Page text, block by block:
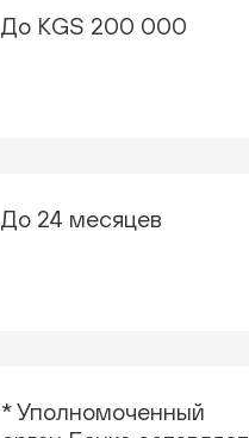
До KGS 200 000
До 24 месяцев
* Уполномоченный